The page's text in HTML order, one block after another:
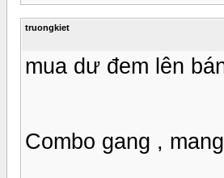
truongkiet
mua dư đem lên
Combo gang ,